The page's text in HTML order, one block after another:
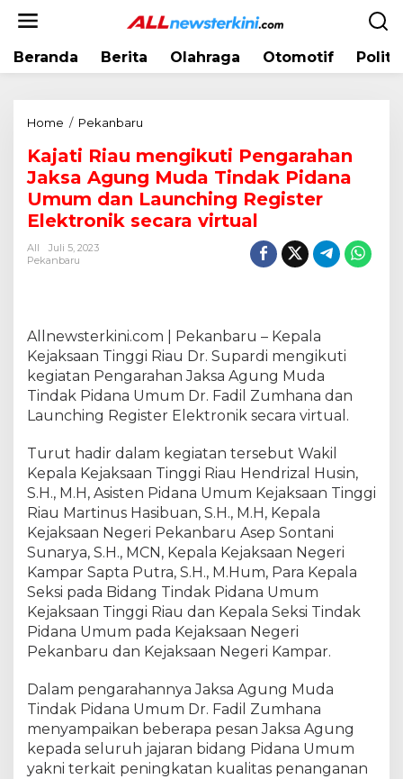
Beranda Berita Olahraga Otomotif
Home / Pekanbaru
j
a
t
R
n
g
i
k
u
e
n
g
a
r
a
h
a
n
J
s
a
A
g
u
Kajati Riau mengikuti Pengarahan
Jaksa Agung Muda Tindak Pidana
Umum dan Launching Register
Elektronik secara virtual
All
Juli 5, 2023
Pekanbaru
Allnewsterkini.com | Pekanbaru – Kepala
Kejaksaan Tinggi Riau Dr. Supardi mengikuti
kegiatan Pengarahan Jaksa Agung Muda
Tindak Pidana Umum Dr. Fadil Zumhana dan
Launching Register Elektronik secara virtual.
Turut hadir dalam kegiatan tersebut Wakil
Kepala Kejaksaan Tinggi Riau Hendrizal Husin,
S.H., M.H, Asisten Pidana Umum Kejaksaan Tinggi
Riau Martinus Hasibuan, S.H., M.H, Kepala
Kejaksaan Negeri Pekanbaru Asep Sontani
Sunarya, S.H., MCN, Kepala Kejaksaan Negeri
Kampar Sapta Putra, S.H., M.Hum, Para Kepala
Seksi pada Bidang Tindak Pidana Umum
Kejaksaan Tinggi Riau dan Kepala Seksi Tindak
Pidana Umum pada Kejaksaan Negeri
Pekanbaru dan Kejaksaan Negeri Kampar.
Dalam pengarahannya Jaksa Agung Muda
Tindak Pidana Umum Dr. Fadil Zumhana
menyampaikan beberapa pesan Jaksa Agung
kepada seluruh jajaran bidang Pidana Umum
yakni terkait peningkatan kualitas penanganan